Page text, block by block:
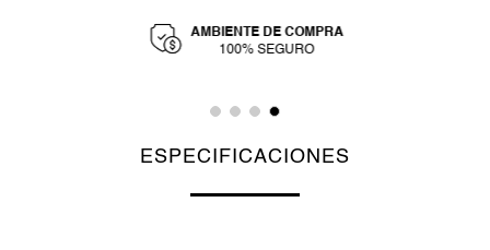
AMBIENTE DE COMPRA
100% SEGURO
ESPECIFICACIONES